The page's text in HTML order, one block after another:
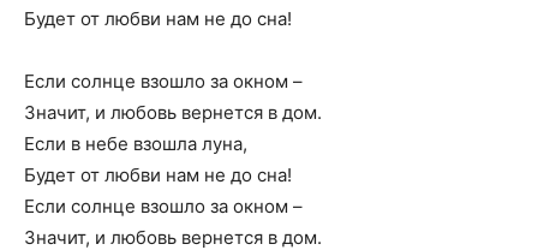
Будет от любви нам не до сна!
Если солнце взошло за окном –
Значит, и любовь вернется в дом.
Если в небе взошла луна,
Будет от любви нам не до сна!
Если солнце взошло за окном –
Значит, и любовь вернется в дом.